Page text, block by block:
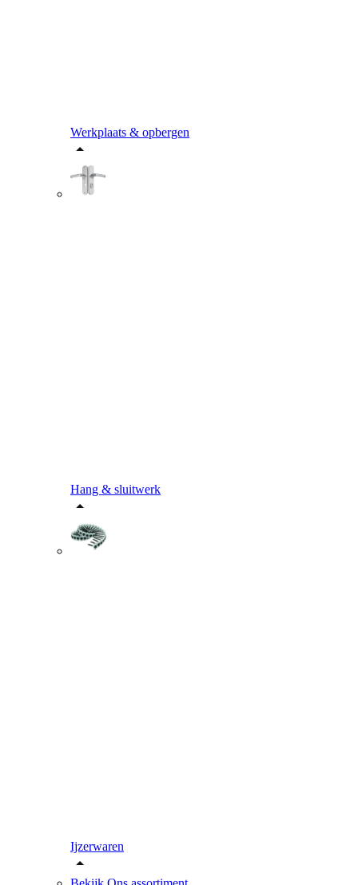
Werkplaats & opbergen
Hang & sluitwerk
Ijzerwaren